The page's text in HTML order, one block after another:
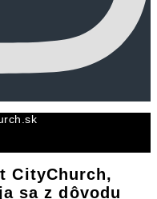
CityChurch,
sa z dôvodu